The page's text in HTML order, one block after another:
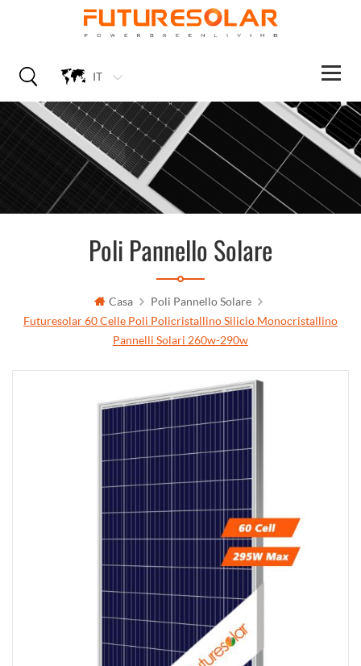
IT
Poli Pannello Solare
Casa
Poli Pannello Solare
Futuresolar 60 Celle Poli Policristallino Silicio Monocristallino
Pannelli Solari 260w-290w